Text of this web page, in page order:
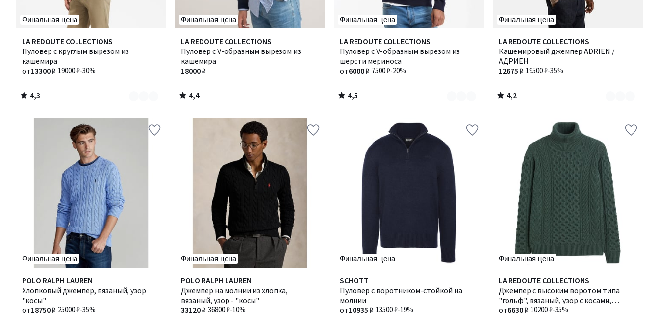
Финальная цена
LA REDOUTE COLLECTIONS
Пуловер с круглым вырезом из
кашемира
19000 ₽-30%
от13300 ₽
4,3
/ 5
Количество
цветов:
2
4,3
/
Финальная цена
LA REDOUTE COLLECTIONS
Пуловер с V-образным вырезом из
кашемира
18000 ₽
4,4
/ 5
4,4
/
Финальная цена
LA REDOUTE COLLECTIONS
Пуловер с V-образным вырезом из
шерсти мериноса
7500 ₽-20%
от6000 ₽
4,5
/ 5
Количество
цветов:
2
4,5
/
Финальная цена
LA REDOUTE COLLECTIONS
Кашемировый джемпер ADRIEN /
АДРИЕН
19500 ₽-35%
12675 ₽
4,2
/ 5
Количество
цветов:
2
4,2
/
Финальная цена
POLO RALPH LAUREN
Хлопковый джемпер, вязаный, узор
"косы"
25000 ₽-35%
от18750 ₽
4,3
/ 5
Количество
цветов:
4
Финальная цена
POLO RALPH LAUREN
Джемпер на молнии из хлопка,
вязаный, узор - "косы"
36800 ₽-10%
33120 ₽
4,4
/ 5
Финальная цена
SCHOTT
Пуловер с воротником-стойкой на
молнии
13500 ₽-19%
от10935 ₽
4,1
/ 5
Количество
цветов:
2
Финальная цена
LA REDOUTE COLLECTIONS
Джемпер с высоким воротом типа
"гольф", вязаный, узор с косами,
GAUTHIER / ГОТИЕР
10200 ₽-35%
от6630 ₽
4,5
/ 5